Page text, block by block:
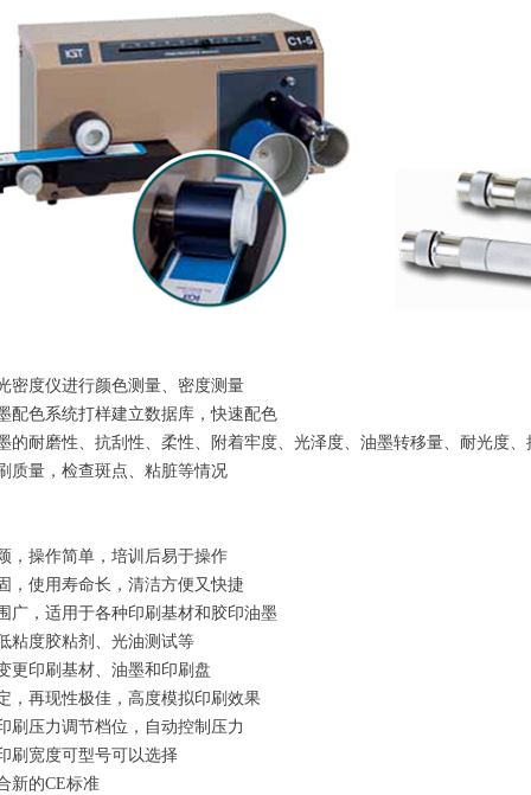
密度仪进行颜色测量、密度测量
配色系统打样建立数据库，快速配色
的耐磨性、抗刮性、柔性、附着牢度、光泽度、油墨转移量、耐光度
质量，检查斑点、粘脏等情况
，操作简单，培训后易于操作
，使用寿命长，清洁方便又快捷
广，适用于各种印刷基材和胶印油墨
粘度胶粘剂、光油测试等
更印刷基材、油墨和印刷盘
，再现性极佳，高度模拟印刷效果
刷压力调节档位，自动控制压力
刷宽度可型号可以选择
新的CE标准